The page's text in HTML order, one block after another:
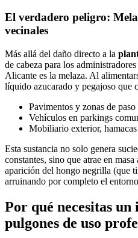
El verdadero peligro:
vecinales
Más allá del daño directo a la
de cabeza para los
Alicante es la melaza. Al
líquido azucarado y pegajoso que
Pavimentos y zonas de
Vehículos en parkings
Mobiliario exterior,
Esta sustancia no solo genera
constantes, sino que atrae en
aparición del hongo negrilla (que
arruinando por completo el
Por qué necesitas
pulgones de uso